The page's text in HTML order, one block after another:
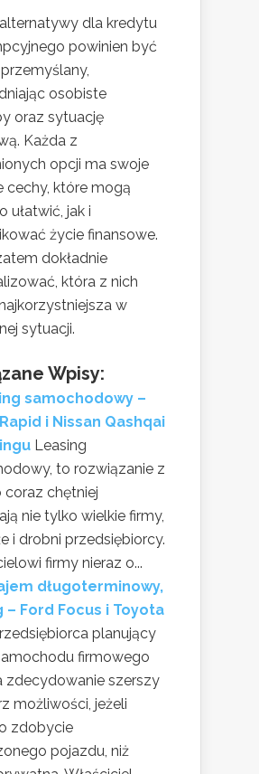
dla kredytu
powinien być
osobiste
oraz sytuację
Każda z
opcji ma swoje
cechy, które mogą
ułatwić, jak i
życie finansowe.
dokładnie
która z nich
w
sytuacji.
Wpisy:
samochodowy –
i Nissan Qashqai
Leasing
to rozwiązanie z
coraz chętniej
nie tylko wielkie firmy,
i drobni przedsiębiorcy.
firmy nieraz o...
długoterminowy,
– Ford Focus i Toyota
planujący
firmowego
zdecydowanie szerszy
możliwości, jeżeli
zdobycie
pojazdu, niż